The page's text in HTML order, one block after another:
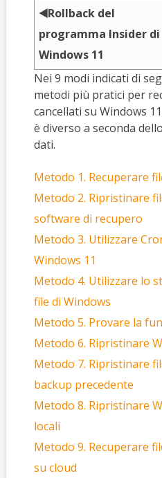
◀️Rollback del
programma Insider di
Windows 11
Nei 9 modi indicati di
metodi più pratici per
cancellati su Windows
è diverso a seconda
dati.
Metodo 1. Recuperare
Metodo 2. Ripristinare
software di recupero
Metodo 3. Utilizzare
Windows 11
Metodo 4. Utilizzare lo
file di Windows
Metodo 5. Provare la
Metodo 6. Ripristinare
Metodo 7. Ripristinare
backup precedente
Metodo 8. Ripristinare
locali
Metodo 9. Recuperare
su cloud